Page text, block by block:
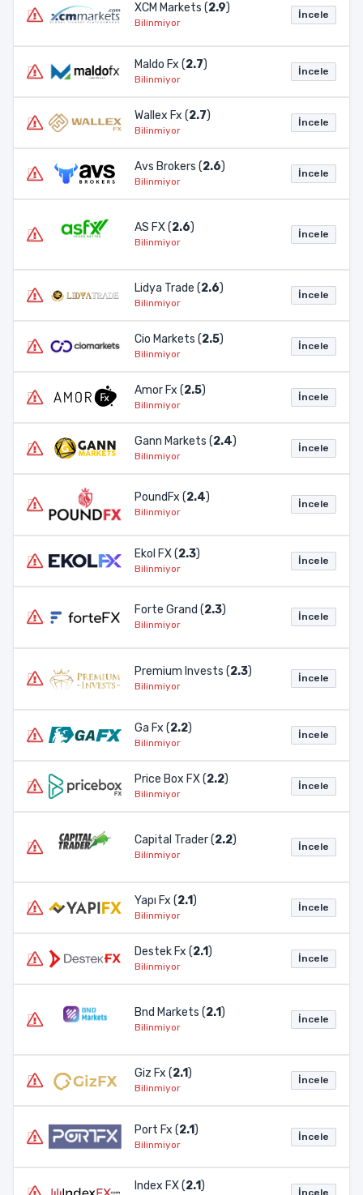
XCM Markets (2.9)
Bilinmiyor
İncele
Maldo Fx (2.7)
Bilinmiyor
İncele
Wallex Fx (2.7)
Bilinmiyor
İncele
Avs Brokers (2.6)
Bilinmiyor
İncele
AS FX (2.6)
Bilinmiyor
İncele
Lidya Trade (2.6)
Bilinmiyor
İncele
Cio Markets (2.5)
Bilinmiyor
İncele
Amor Fx (2.5)
Bilinmiyor
İncele
Gann Markets (2.4)
Bilinmiyor
İncele
PoundFx (2.4)
Bilinmiyor
İncele
Ekol FX (2.3)
Bilinmiyor
İncele
Forte Grand (2.3)
Bilinmiyor
İncele
Premium Invests (2.3)
Bilinmiyor
İncele
Ga Fx (2.2)
Bilinmiyor
İncele
Price Box FX (2.2)
Bilinmiyor
İncele
Capital Trader (2.2)
Bilinmiyor
İncele
Yapı Fx (2.1)
Bilinmiyor
İncele
Destek Fx (2.1)
Bilinmiyor
İncele
Bnd Markets (2.1)
Bilinmiyor
İncele
Giz Fx (2.1)
Bilinmiyor
İncele
Port Fx (2.1)
Bilinmiyor
İncele
Index FX (2.1)